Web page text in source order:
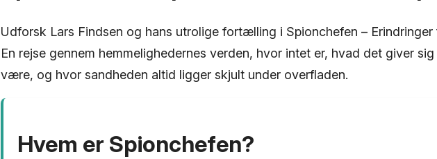
Udforsk Lars Findsen og hans utrolige fortælling i Spionchefen – Erindringer
En rejse gennem hemmelighedernes verden, hvor intet er, hvad det giver
være, og hvor sandheden altid ligger skjult under overfladen.
Hvem er Spionchefen?